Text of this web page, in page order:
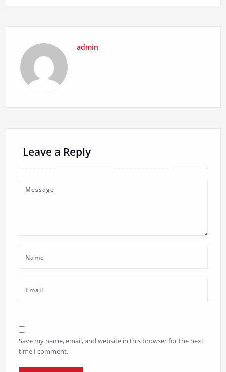
admin
Leave a Reply
Save my name, email, and website in this browser for the next
time I comment.